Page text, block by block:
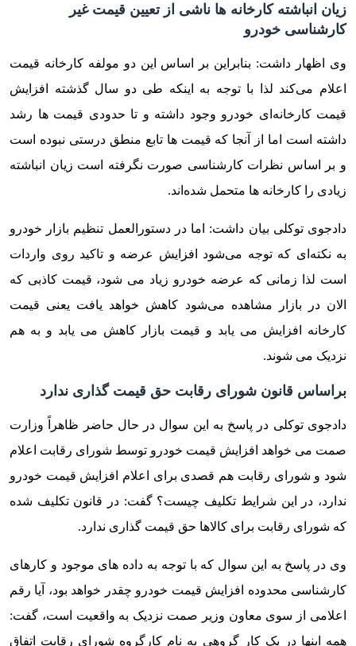
زیان انباشته کارخانه ها ناشی از تعیین قیمت غیر
کارشناسی خودرو
وی اظهار داشت: بنابراین بر اساس این دو مولفه کارخانه قیمت
اعلام می‌کند لذا با توجه به اینکه طی دو سال گذشته افزایش
قیمت کارخانه‌ای خودرو وجود داشته و تا حدودی قیمت ها رشد
داشته است اما از آنجا که قیمت ها تابع منطق درستی نبوده است
و بر اساس نظرات کارشناسی صورت نگرفته است زیان انباشته
زیادی را کارخانه ها متحمل شده‌اند.
دادجوی توکلی بیان داشت: اما در دستورالعمل تنظیم بازار خودرو
به نکته‌ای که توجه می‌شود افزایش عرضه و تاکید روی واردات
است لذا زمانی که عرضه خودرو زیاد می شود، قیمت کاذبی که
الان در بازار مشاهده می‌شود کاهش خواهد یافت یعنی قیمت
کارخانه افزایش می یابد و قیمت بازار کاهش می یابد و به هم
نزدیک می شوند.
براساس قانون شورای رقابت حق قیمت گذاری ندارد
دادجوی توکلی در پاسخ به این سوال در حال حاضر ظاهراً وزارت
صمت می خواهد افزایش قیمت خودرو توسط شورای رقابت اعلام
شود و شورای رقابت هم قصدی برای اعلام افزایش قیمت خودرو
ندارد، در این شرایط تکلیف چیست؟ گفت: در قانون تکلیف شده
که شورای رقابت برای کالاها حق قیمت گذاری ندارد.‌
وی در پاسخ به این سوال که با توجه به داده های موجود و کارهای
کارشناسی محدوده افزایش قیمت خودرو چقدر خواهد بود، آیا رقم
اعلامی از سوی معاون وزیر صمت نزدیک به واقعیت است، گفت:
همه اینها در یک کار گروهی به نام کارگروه شورای رقابت اتفاق